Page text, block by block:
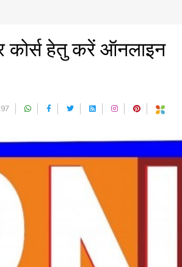
कोर्स हेतु करें ऑनलाइन